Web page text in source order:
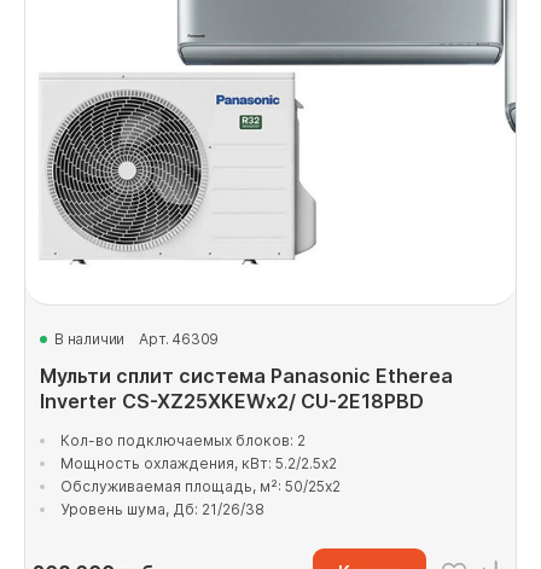
В наличии Арт. 46309
Мульти сплит система Panasonic Etherea
Inverter CS-XZ25XKEWx2/ CU-2E18PBD
Кол-во подключаемых блоков: 2
Мощность охлаждения, кВт: 5.2/2.5x2
Обслуживаемая площадь, м²: 50/25x2
Уровень шума, Дб: 21/26/38